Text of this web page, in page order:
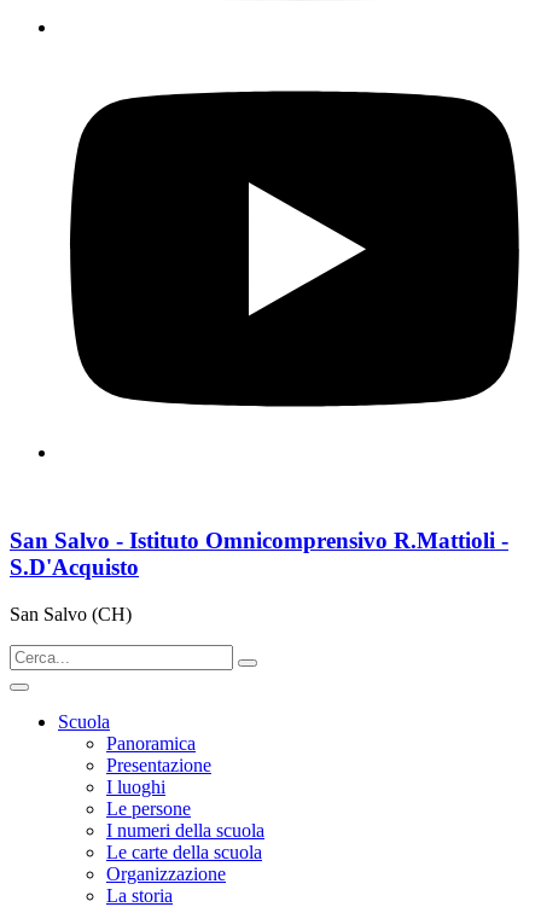
San Salvo - Istituto Omnicomprensivo R.Mattioli -
S.D'Acquisto
San Salvo (CH)
Scuola
Panoramica
Presentazione
I luoghi
Le persone
I numeri della scuola
Le carte della scuola
Organizzazione
La storia